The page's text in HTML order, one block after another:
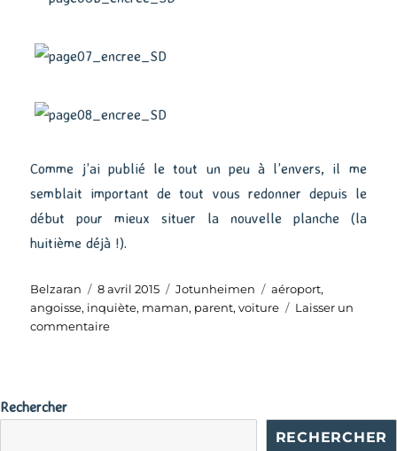
Comme j’ai publié le tout un peu à l’envers, il me
semblait important de tout vous redonner depuis le
début pour mieux situer la nouvelle planche (la
huitième déjà !).
Auteur
Belzaran
Publié
le
8 avril 2015 Catégories
Jotunheimen Étiquettes
aéroport,
angoisse, inquiète, maman, parent,voiture
Laisser un
commentairesur
Rechercher
RECHERCHER